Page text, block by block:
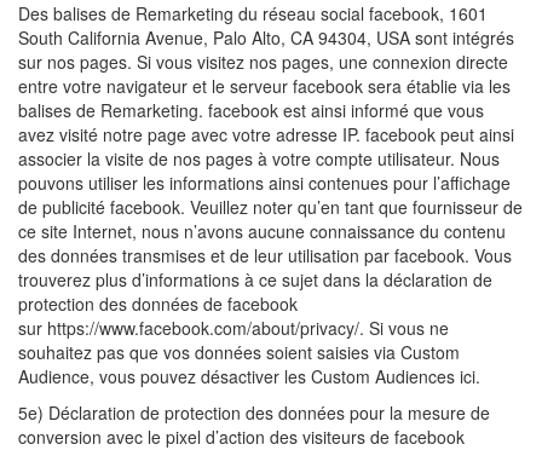
Des balises de Remarketing du réseau social facebook, 1601
South California Avenue, Palo Alto, CA 94304, USA sont intégrés
sur nos pages. Si vous visitez nos pages, une connexion directe
entre votre navigateur et le serveur facebook sera établie via les
balises de Remarketing. facebook est ainsi informé que vous
avez visité notre page avec votre adresse IP. facebook peut ainsi
associer la visite de nos pages à votre compte utilisateur. Nous
pouvons utiliser les informations ainsi contenues pour l’affichage
de publicité facebook. Veuillez noter qu’en tant que fournisseur de
ce site Internet, nous n’avons aucune connaissance du contenu
des données transmises et de leur utilisation par facebook. Vous
trouverez plus d’informations à ce sujet dans la déclaration de
protection des données de facebook
sur https://www.facebook.com/about/privacy/. Si vous ne
souhaitez pas que vos données soient saisies via Custom
Audience, vous pouvez désactiver les Custom Audiences ici.
5e) Déclaration de protection des données pour la mesure de
conversion avec le pixel d’action des visiteurs de facebook